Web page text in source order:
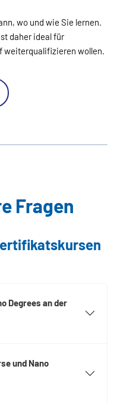
wo und wie Sie lernen.
daher ideal für
weiterqualifizieren wollen.
Fragen
Degrees an der
und Nano